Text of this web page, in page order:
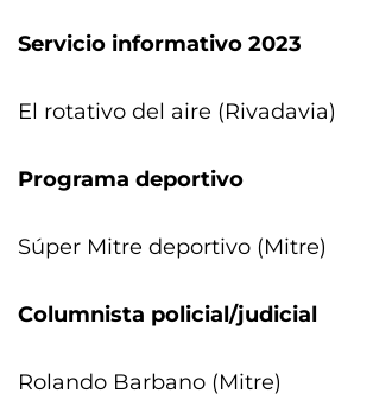
Servicio informativo 2023
El rotativo del aire (Rivadavia)
Programa deportivo
Súper Mitre deportivo (Mitre)
Columnista policial/judicial
Rolando Barbano (Mitre)